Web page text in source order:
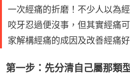
一次經痛的折磨！不少人以為
咬牙忍過便沒事，但其實經痛
家解構經痛的成因及改善經痛好
第一步：先分清自己屬那類